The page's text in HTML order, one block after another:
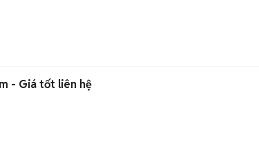
- Giá tốt liên hệ